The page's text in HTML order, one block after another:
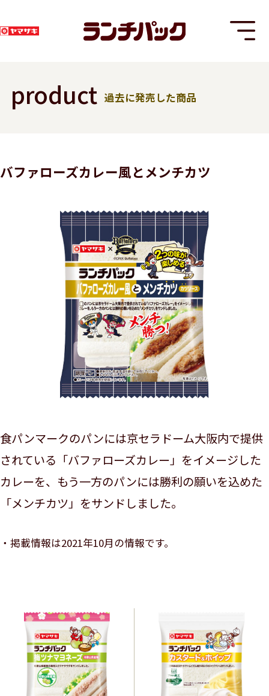
product 過去に発売した商品
バファローズカレー風とメンチカツ
食パンマークのパンには京セラドーム大阪内で提供
されている「バファローズカレー」をイメージした
カレーを、もう一方のパンには勝利の願いを込めた
「メンチカツ」をサンドしました。
掲載情報は2021年10月の情報です。